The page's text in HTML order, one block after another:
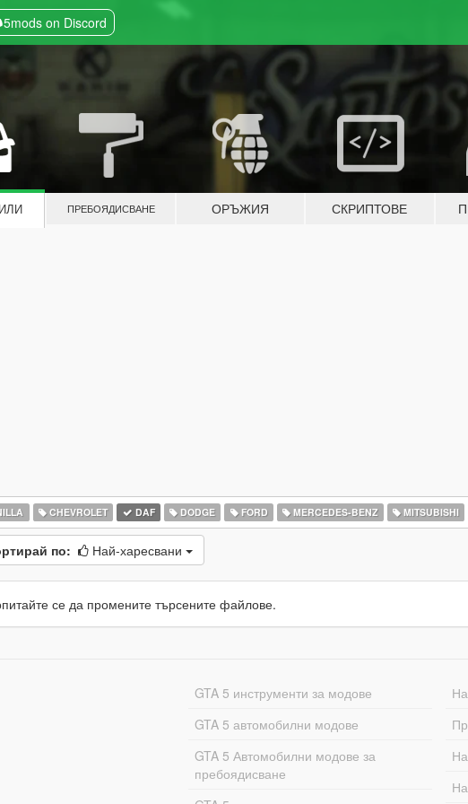
5mods on Discord
ПРЕБОЯДИСВАНЕ ОРЪЖИЯ СКРИПТОВЕ
CHEVROLET DAF DODGE FORD MERCEDES-BENZ MITSUBISHI
по: Най-харесвани
се да промените търсените файлове.
GTA 5 инструменти за модове
GTA 5 автомобилни модове
GTA 5 Автомобилни модове за
пребоядисване